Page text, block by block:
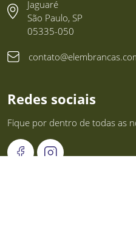
Jaguaré
São Paulo, SP
05335-050
Redes sociais
Fique por dentro de todas as